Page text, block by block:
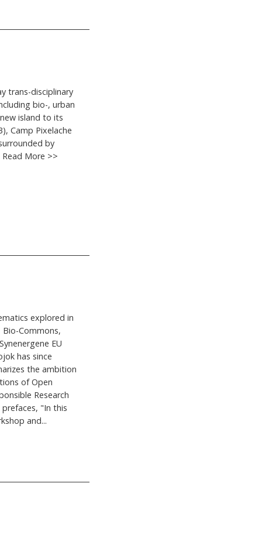
trans-disciplinary
bio-, urban
island to its
Camp Pixelache
by
More >>
explored in
Commons,
EU
has since
the ambition
of Open
Research
"In this
and...